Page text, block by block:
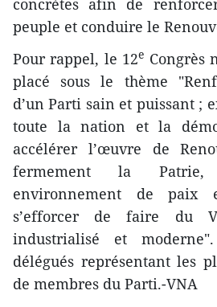
peuple et conduire le
Pour rappel, le 12e Congrès
placé sous le thème
d’un Parti sain et puissant ;
toute la nation et la
accélérer l’œuvre de
fermement la
environnement de
s’efforcer de faire du
industrialisé et
délégués représentant les
de membres du Parti.-VNA